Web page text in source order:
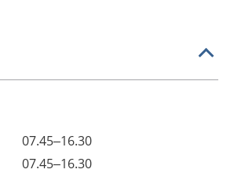
07.45–16.30
07.45–16.30